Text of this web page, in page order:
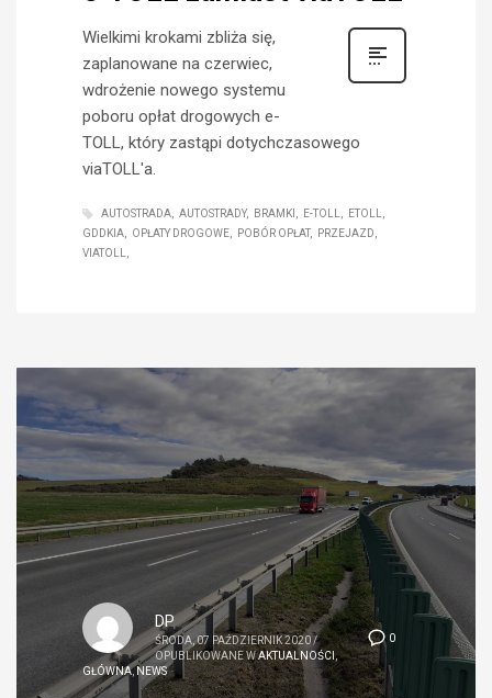
Wielkimi krokami zbliża się,
zaplanowane na czerwiec,
wdrożenie nowego systemu
poboru opłat drogowych e-
TOLL, który zastąpi dotychczasowego
viaTOLL'a.
AUTOSTRADA AUTOSTRADY BRAMKI E-TOLL
ETOLL
GDDKIA
OPŁATY DROGOWE POBÓR OPŁAT
PRZEJAZD
VIATOLL
0
DP
ŚRODA, 07 PAŹDZIERNIK 2020/
OPUBLIKOWANE WAKTUALNOŚCI ,
GŁÓWNA, NEWS